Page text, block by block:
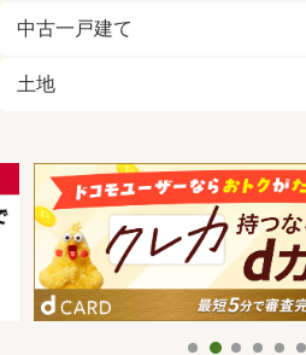
中古一戸建て
土地